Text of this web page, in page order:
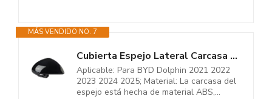
MÁS VENDIDO NO. 7
Cubierta Espejo Lateral Carcasa Del Espejo Retrovisor Para BYD Dolphin...
Aplicable: Para BYD Dolphin 2021 2022
2023 2024 2025; Material: La carcasa del
espejo está hecha de material ABS,...